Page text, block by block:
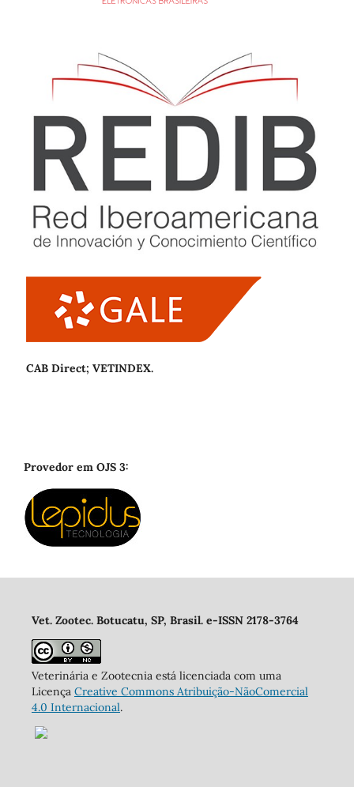
CAB Direct; VETINDEX.
Provedor em OJS 3:
Vet. Zootec. Botucatu, SP, Brasil. e-ISSN 2178-3764
Veterinária e Zootecnia está licenciada com uma
Licença Creative Commons Atribuição-NãoComercial
4.0 Internacional.